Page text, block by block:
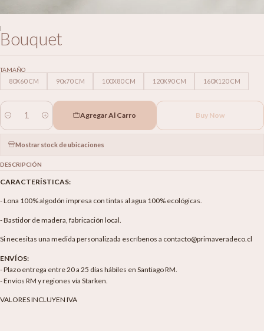
|
Bouquet
TAMAÑO
80X60 CM 90x70 CM 100X80 CM 120X90 CM 160X120 CM
Cantidad
Agregar Al Carro Buy Now
Mostrar stock de ubicaciones
DESCRIPCIÓN
CARACTERÍSTICAS:
- Lona 100% algodón impresa con tintas al agua 100% ecológicas.
- Bastidor de madera, fabricación local.
Si necesitas una medida personalizada escríbenos a contacto@primaveradeco.cl
ENVÍOS:
- Plazo entrega entre 20 a 25 días hábiles en Santiago RM.
- Envíos RM y regiones vía Starken.
VALORES INCLUYEN IVA